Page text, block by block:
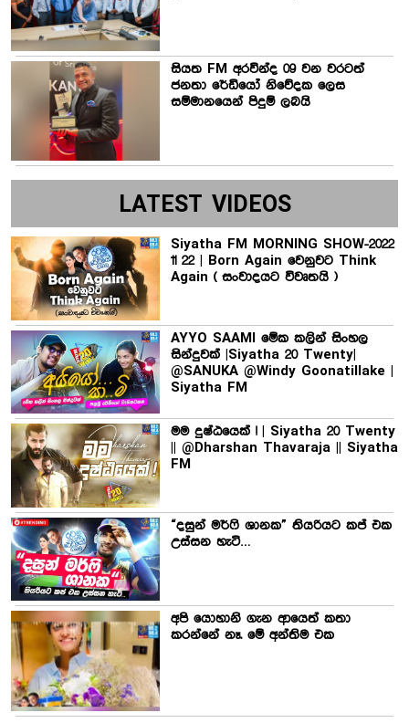
සියත FM අරවින්ද 09 වන වරටත්
ජනතා රේඩියෝ නිවේදක ලෙස
සම්මානයෙන් පිදුම් ලබයි
LATEST VIDEOS
Siyatha FM MORNING SHOW-2022
11 22 | Born Again වෙනුවට Think
Again ( සංවාදයට විවෘතයි )
AYYO SAAMI මේක කලින් සිංහල
සින්දුවක් |Siyatha 20 Twenty|
@SANUKA @Windy Goonatillake |
Siyatha FM
මම දුෂ්ඨයෙක් ! | Siyatha 20 Twenty
|| @Dharshan Thavaraja || Siyatha
FM
“දසුන් මර්ෆි ශානක” තියරියට කප් එක
උස්සන හැටි…
අපි යොහානි ගැන ආයෙත් කතා
කරන්නේ නෑ. මේ අන්තිම එක